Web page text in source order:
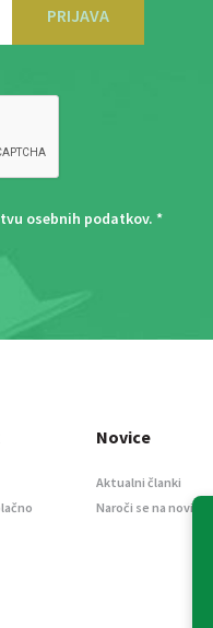
PRIJAVA
osebnih podatkov. *
Novice
Aktualni članki
Naroči se na novice